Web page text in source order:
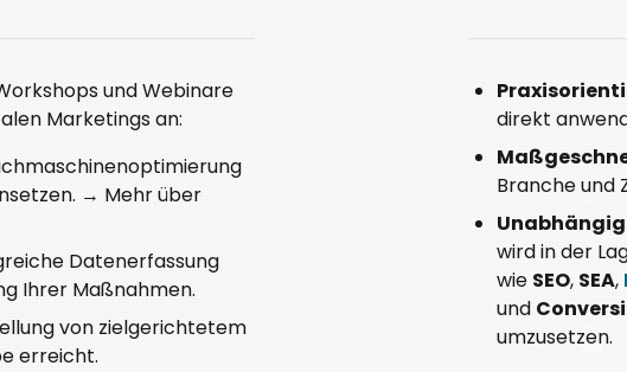
und Webinare
Marketings an:
→ Mehr über
Datenerfassung
Ihrer Maßnahmen.
von zielgerichtetem
erreicht.
direkt
Branche und
wird in der
wie SEO, SEA,
und
umzusetzen.